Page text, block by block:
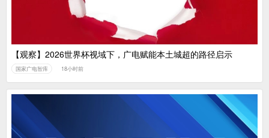
【观察】2026世界杯视域下，广电赋能本土城超的路径启示
国家广电智库 18小时前